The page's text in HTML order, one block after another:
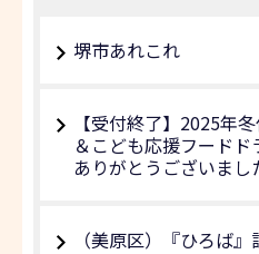
堺市あれこれ
【受付終了】2025年
＆こども応援フード
ありがとうございまし
（美原区）『ひろば